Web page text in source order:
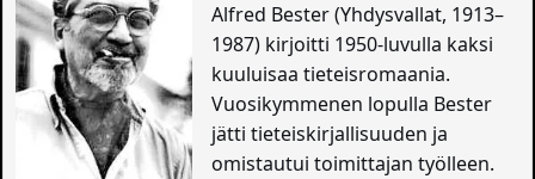
Alfred Bester (Yhdysvallat, 1913–
1987) kirjoitti 1950-luvulla kaksi
kuuluisaa tieteisromaania.
Vuosikymmenen lopulla Bester
jätti tieteiskirjallisuuden ja
omistautui toimittajan työlleen.